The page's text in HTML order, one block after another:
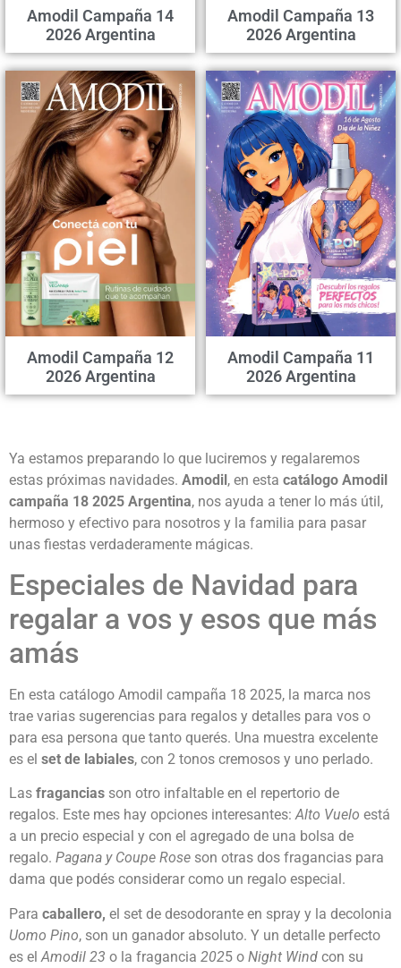
Amodil Campaña 14
2026 Argentina
Amodil Campaña 13
2026 Argentina
Amodil Campaña 12
2026 Argentina
Amodil Campaña 11
2026 Argentina
Ya estamos preparando lo que luciremos y regalaremos
estas próximas navidades. Amodil, en esta catálogo Amodil
campaña 18 2025 Argentina, nos ayuda a tener lo más útil,
hermoso y efectivo para nosotros y la familia para pasar
unas fiestas verdaderamente mágicas.
Especiales de Navidad para
regalar a vos y esos que más
amás
En esta catálogo Amodil campaña 18 2025, la marca nos
trae varias sugerencias para regalos y detalles para vos o
para esa persona que tanto querés. Una muestra excelente
es el set de labiales, con 2 tonos cremosos y uno perlado.
Las fragancias son otro infaltable en el repertorio de
regalos. Este mes hay opciones interesantes:Alto Vuelo está
a un precio especial y con el agregado de una bolsa de
regalo. Pagana y Coupe Rose son otras dos fragancias para
dama que podés considerar como un regalo especial.
Para caballero, el set de desodorante en spray y la decolonia
Uomo Pino, son un ganador absoluto. Y un detalle perfecto
es elAmodil 23 o la fragancia 2025 o Night Wind con su